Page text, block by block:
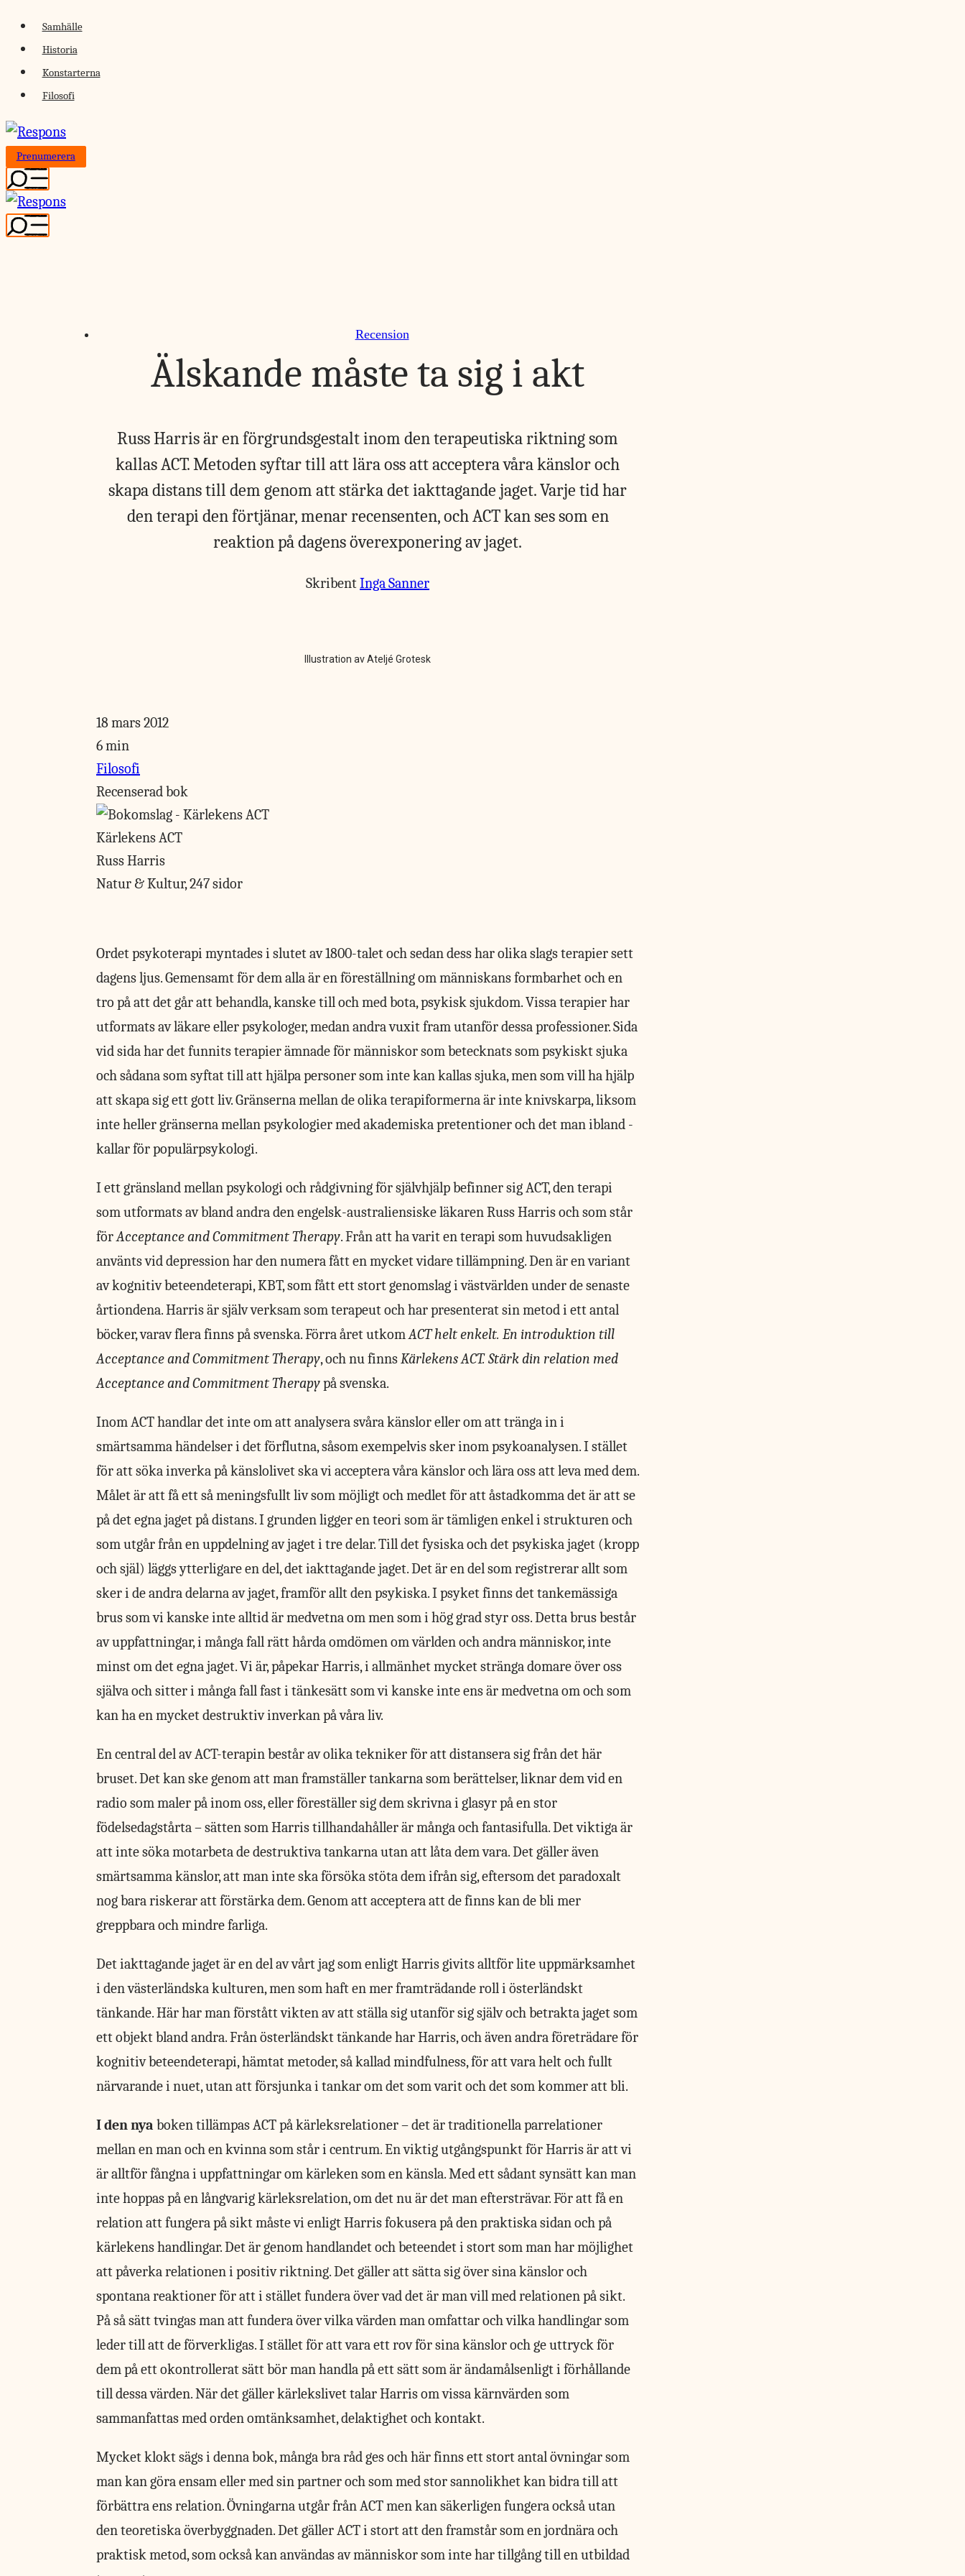
Skip
content
Samhälle
Historia
Konstarterna
Filosofi
Prenumerera
Recension
Älskande måste ta sig i akt
Russ Harris är en förgrunds­gestalt inom den terapeutiska­ riktning som
kallas ACT. Metoden syftar till att lära oss att acceptera våra känslor och
skapa distans till dem genom att stärka det iakttagande jaget. Varje tid har
den terapi den förtjänar, menar recensenten, och ACT kan ses som en
reaktion på dagens överexponering av jaget.
SkribentInga Sanner
Illustration av Ateljé Grotesk
18 mars 2012
6 min
Filosofi
Recenserad bok
Kärlekens ACT
Russ Harris
Natur & Kultur, 247 sidor
Ordet psykoterapi myntadesi slutet av 1800-talet och sedan dess har olika slags terapier sett
dagens ljus. Gemensamt för dem alla är en föreställning om människans formbarhet och en
tro på att det går att behandla, kanske till och med bota, psykisk sjukdom. Vissa terapier har
utformats av läkare eller psykologer, medan andra vuxit fram utanför dessa professioner. Sida
vid sida har det funnits terapier ämnade för människor som betecknats som psykiskt sjuka
och sådana som syftat till att hjälpa personer som inte kan kallas sjuka, men som vill ha hjälp
att skapa sig ett gott liv. Gränserna mellan de olika terapiformerna är inte knivskarpa, liksom
inte heller gränserna mellan psykologier med akademiska pretentioner och det man ibland ­
kallar för populärpsykologi.
I ett gränsland mellan psykologi och rådgivning för självhjälp befinner sig ACT, den terapi
som utformats av bland andra den engelsk-australiensiske läkaren Russ Harris och som står
för Acceptance and Commitment Therapy. Från att ha varit en terapi som huvudsakligen
använts vid depression har den numera fått en mycket vidare tillämpning. Den är en variant
av kognitiv beteendeterapi, KBT, som fått ett stort genomslag i västvärlden under de senaste
årtiondena. Harris är själv verksam som terapeut och har presenterat sin metod i ett antal
böcker, varav flera finns på svenska. Förra året utkom ACT helt enkelt. En introduktion till
Acceptance and Commitment Therapy, och nu finns Kärlekens ACT. Stärk din relation med
Acceptance and Commitment Therapypå svenska.
Inom ACT handlardet inte om att analysera svåra känslor eller om att tränga in i
smärtsamma händelser i det förflutna, såsom exempelvis sker inom psykoanalysen. I stället
för att söka inverka på känslolivet ska vi acceptera våra känslor och lära oss att leva med dem.
Målet är att få ett så meningsfullt liv som möjligt och medlet för att åstadkomma det är att se
på det egna jaget på distans. I grunden ligger en teori som är tämligen enkel i strukturen och
som utgår från en uppdelning av jaget i tre delar. Till det fysiska och det psykiska jaget (kropp
och själ) läggs ytterligare en del, det iakttagande jaget. Det är en del som registrerar allt som
sker i de andra delarna av jaget, framför allt den psykiska. I psyket finns det tankemässiga
brus som vi kanske inte alltid är medvetna om men som i hög grad styr oss. Detta brus består
av uppfattningar, i många fall rätt hårda omdömen om världen och andra människor, inte
minst om det egna jaget. Vi är, påpekar Harris, i allmänhet mycket stränga domare över oss
själva och sitter i många fall fast i tänkesätt som vi kanske inte ens är medvetna om och som
kan ha en mycket destruktiv inverkan på våra liv.
En central del av ACT-terapin består av olika tekniker för att distansera sig från det här
bruset. Det kan ske genom att man framställer tankarna som berättelser, liknar dem vid en
radio som maler på inom oss, eller föreställer sig dem skrivna i glasyr på en stor
födelsedagstårta – sätten som Harris tillhandahåller är många och fantasifulla. Det viktiga är
att inte söka motarbeta de destruktiva tankarna utan att låta dem vara. Det gäller även
smärtsamma känslor, att man inte ska försöka stöta dem ifrån sig, eftersom det paradoxalt
nog bara riskerar att förstärka dem. Genom att acceptera att de finns kan de bli mer
greppbara och mindre farliga.
Det iakttagande jaget är en del av vårt jag som enligt Harris givits alltför lite uppmärksamhet
i den västerländska kulturen, men som haft en mer framträdande roll i österländskt
tänkande. Här har man förstått vikten av att ställa sig utanför sig själv och betrakta jaget som
ett objekt bland andra. Från österländskt tänkande har Harris, och även andra företrädare för
kognitiv beteendeterapi, hämtat metoder, så kallad mindfulness, för att vara helt och fullt
närvarande i nuet, utan att försjunka i tankar om det som varit och det som kommer att bli.
I den nya boken tillämpas ACT på kärleksrelationer – det är traditionella parrelationer
mellan en man och en kvinna som står i centrum. En viktig utgångspunkt för Harris är att vi
är alltför fångna i uppfattningar om kärleken som en känsla. Med ett sådant synsätt kan man
inte hoppas på en långvarig kärleksrelation, om det nu är det man eftersträvar. För att få en
relation att fungera på sikt måste vi enligt Harris fokusera på den praktiska sidan och på
kärlekens handlingar. Det är genom handlandet och beteendet i stort som man har möjlighet
att påverka relationen i positiv riktning. Det gäller att sätta sig över sina känslor och
spontana reaktioner för att i stället fundera över vad det är man vill med relationen på sikt.
På så sätt tvingas man att fundera över vilka värden man omfattar och vilka handlingar som
leder till att de förverkligas. I stället för att vara ett rov för sina känslor och ge uttryck för
dem på ett okontrollerat sätt bör man handla på ett sätt som är ändamålsenligt i förhållande
till dessa värden. När det gäller kärlekslivet talar Harris om vissa kärnvärden som
sammanfattas med orden omtänksamhet, delaktighet och kontakt.
Mycket klokt sägs i denna bok, många bra råd ges och här finns ett stort antal övningar som
man kan göra ensam eller med sin partner och som med stor sannolikhet kan bidra till att
förbättra ens relation. Övningarna utgår från ACT men kan säkerligen fungera också utan
den teoretiska överbyggnaden. Det gäller ACT i stort att den framstår som en jordnära och
praktisk metod, som också kan användas av människor som inte har tillgång till en utbildad